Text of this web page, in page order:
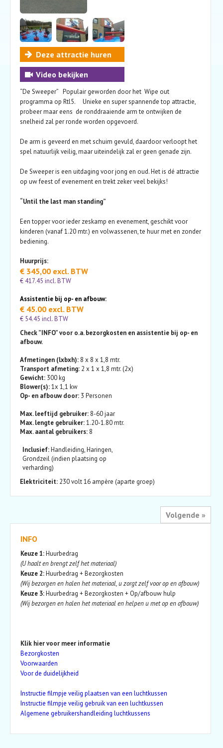
Deze attractie huren
Video bekijken
“De Sweeper” Populair geworden door het Wipe out
programma op Rtl5. Unieke en super spannende top attractie,
probeer maar eens de ronddraaiende arm te ontwijken de
snelheid zal per ronde worden opgevoerd.
De arm is geveerd en met schuim gevuld, daardoor verloopt het
spel natuurlijk veilig, maar uiteindelijk zal er geen genade zijn.
De Sweeper is een uitdaging voor jong en oud. Het is dé attractie
op uw feest of evenement en trekt zeker veel bekijks!
“Until the last man standing”
Een topper voor ieder zeskamp en evenement, geschikt voor
kinderen (vanaf 1.20 mtr.) en volwassenen, te huur met en zonder
bediening.
Huurprijs:
€ 345,00 excl. BTW
€ 417.45 incl. BTW
Assistentie bij op- en afbouw:
€ 45.00 excl. BTW
€ 54.45 incl. BTW
Check ”INFO” voor o.a. bezorgkosten en assistentie bij op- en
afbouw.
Afmetingen (lxbxh): 8 x 8 x 1,8 mtr.
Transport afmeting: 2 x 1 x 1,8 mtr. (2x)
Gewicht: 300 kg
Blower(s):1x 1,1 kw
Op- en afbouw door: 3 Personen
Max. leeftijd gebruiker: 8-60 jaar
Max. lengte gebruiker:1.20-1.80 mtr.
Max. aantal gebruikers: 8
Inclusief:Handleiding, Haringen,
Grondzeil (indien plaatsing op
verharding)
Elektriciteit: 230 volt 16 ampère (aparte groep)
Volgende »
INFO
Keuze 1:Huurbedrag
(U haalt en brengt zelf het materiaal)
Keuze 2:Huurbedrag + Bezorgkosten
(Wij bezorgen en halen het materiaal, u zorgt zelf voor op en afbouw)
Keuze 3:Huurbedrag + Bezorgkosten + Op/afbouw hulp
(Wij bezorgen en halen het materiaal en helpen u met op en afbouw)
Klik hier voor meer informatie
Bezorgkosten
Voorwaarden
Voor de duidelijkheid
Instructie filmpje veilig plaatsen van een luchtkussen
Instructie filmpje veilig gebruik van een luchtkussen
Algemene gebruikershandleiding luchtkussens